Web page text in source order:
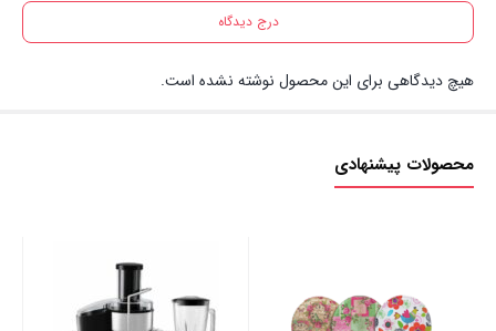
درج دیدگاه
هیچ دیدگاهی برای این محصول نوشته نشده است.
محصولات پیشنهادی